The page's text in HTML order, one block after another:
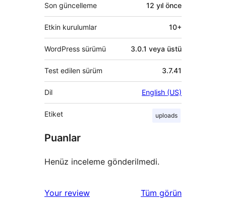
Son güncelleme 12 yıl önce
Etkin kurulumlar 10+
WordPress sürümü 3.0.1 veya üstü
Test edilen sürüm 3.7.41
Dil English (US)
Etiket uploads
Puanlar
Henüz inceleme gönderilmedi.
Your review Tüm değerlendirmeleri
görün